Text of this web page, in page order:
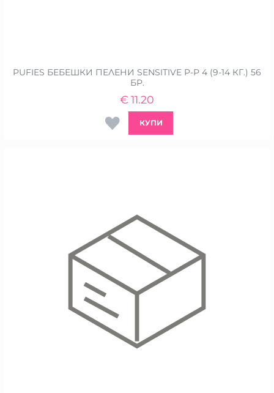
PUFIES БЕБЕШКИ ПЕЛЕНИ SENSITIVE Р-Р 4 (9-14 КГ.) 56
БР.
11.20
€
КУПИ